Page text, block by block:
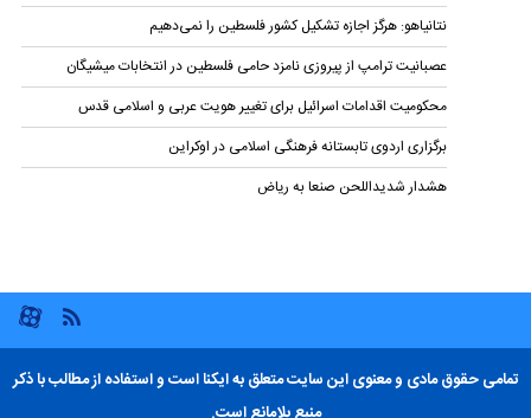
نتانیاهو: هرگز اجازه تشکیل کشور فلسطین را نمی‌دهیم
عصبانیت ترامپ از پیروزی نامزد حامی فلسطین در انتخابات میشیگان
محکومیت اقدامات اسرائیل برای تغییر هویت عربی و اسلامی قدس
برگزاری اردوی تابستانه فرهنگی اسلامی در اوکراین
هشدار شدیداللحن صنعا به ریاض
تمامی حقوق مادی و معنوی این سایت متعلق به ایکنا است و استفاده از مطالب با ذکر